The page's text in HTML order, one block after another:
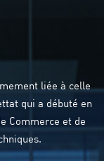
liée à celle
qui a débuté en
Commerce et de